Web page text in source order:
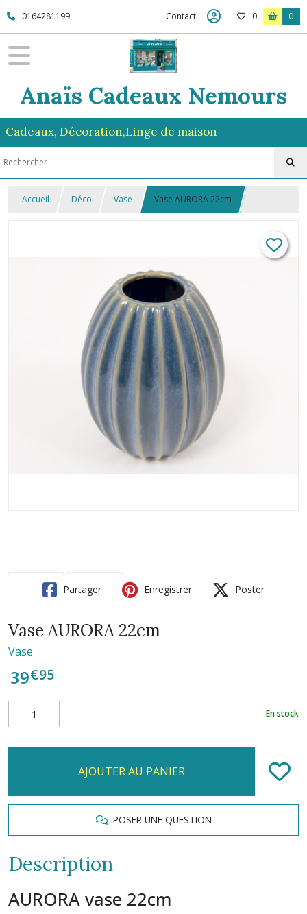
0164281199 Contact 0 0
Anaïs Cadeaux Nemours
Cadeaux, Décoration,Linge de maison
Accueil Déco Vase Vase AURORA 22cm
Partager Enregistrer Poster
Vase AURORA 22cm
Vase
39€95
En stock
AJOUTER AU PANIER
POSER UNE QUESTION
Description
AURORA vase 22cm